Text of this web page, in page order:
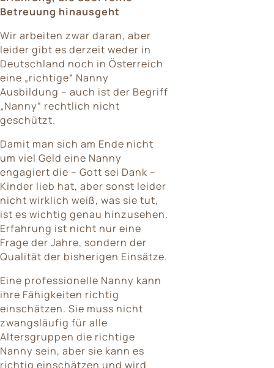
Betreuung hinausgeht
Wir arbeiten zwar daran, aber
leider gibt es derzeit weder in
Deutschland noch in Österreich
eine „richtige“ Nanny
Ausbildung – auch ist der Begriff
„Nanny“ rechtlich nicht
geschützt.
Damit man sich am Ende nicht
um viel Geld eine Nanny
engagiert die – Gott sei Dank –
Kinder lieb hat, aber sonst leider
nicht wirklich weiß, was sie tut,
ist es wichtig genau hinzusehen.
Erfahrung ist nicht nur eine
Frage der Jahre, sondern der
Qualität der bisherigen Einsätze.
Eine professionelle Nanny kann
ihre Fähigkeiten richtig
einschätzen. Sie muss nicht
zwangsläufig für alle
Altersgruppen die richtige
Nanny sein, aber sie kann es
richtig einschätzen und wird